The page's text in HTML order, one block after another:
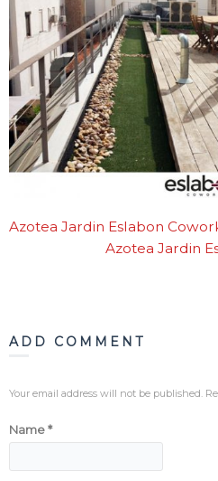
Azotea Jardin Eslabon
Azotea Jardin
ADD COMMENT
Your email address will not be published.
Name*
Blog
Contacto